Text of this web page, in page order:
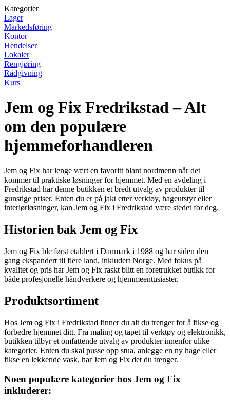
Kategorier
Lager
Markedsføring
Kontor
Hendelser
Lokaler
Rengjøring
Rådgivning
Kurs
Jem og Fix Fredrikstad – Alt
om den populære
hjemmeforhandleren
Jem og Fix har lenge vært en favoritt blant nordmenn når det
kommer til praktiske løsninger for hjemmet. Med en avdeling i
Fredrikstad har denne butikken et bredt utvalg av produkter til
gunstige priser. Enten du er på jakt etter verktøy, hageutstyr eller
interiørløsninger, kan Jem og Fix i Fredrikstad være stedet for deg.
Historien bak Jem og Fix
Jem og Fix ble først etablert i Danmark i 1988 og har siden den
gang ekspandert til flere land, inkludert Norge. Med fokus på
kvalitet og pris har Jem og Fix raskt blitt en foretrukket butikk for
både profesjonelle håndverkere og hjemmeentusiaster.
Produktsortiment
Hos Jem og Fix i Fredrikstad finner du alt du trenger for å fikse og
forbedre hjemmet ditt. Fra maling og tapet til verktøy og elektronikk,
butikken tilbyr et omfattende utvalg av produkter innenfor ulike
kategorier. Enten du skal pusse opp stua, anlegge en ny hage eller
fikse en lekkende vask, har Jem og Fix det du trenger.
Noen populære kategorier hos Jem og Fix
inkluderer: